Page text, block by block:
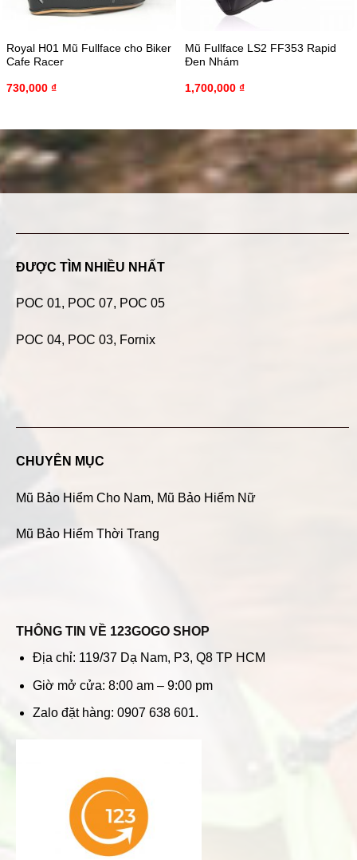
Royal H01 Mũ Fullface cho Biker
Cafe Racer
730,000 ₫
Mũ Fullface LS2 FF353 Rapid
Đen Nhám
1,700,000 ₫
ĐƯỢC TÌM NHIỀU NHẤT
POC 01, POC 07, POC 05
POC 04, POC 03, Fornix
CHUYÊN MỤC
Mũ Bảo Hiểm Cho Nam, Mũ Bảo Hiểm Nữ
Mũ Bảo Hiểm Thời Trang
THÔNG TIN VỀ 123GOGO SHOP
Địa chỉ: 119/37 Dạ Nam, P3, Q8 TP HCM
Giờ mở cửa: 8:00 am – 9:00 pm
Zalo đặt hàng: 0907 638 601.